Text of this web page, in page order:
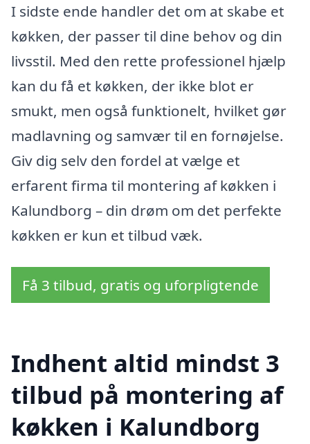
I sidste ende handler det om at skabe et
køkken, der passer til dine behov og din
livsstil. Med den rette professionel hjælp
kan du få et køkken, der ikke blot er
smukt, men også funktionelt, hvilket gør
madlavning og samvær til en fornøjelse.
Giv dig selv den fordel at vælge et
erfarent firma til montering af køkken i
Kalundborg – din drøm om det perfekte
køkken er kun et tilbud væk.
Få 3 tilbud, gratis og uforpligtende
Indhent altid mindst 3
tilbud på montering af
køkken i Kalundborg